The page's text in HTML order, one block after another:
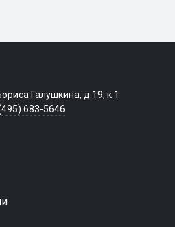
Галушкина, д.19, к.1
683-5646